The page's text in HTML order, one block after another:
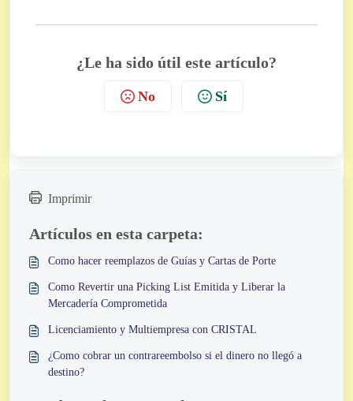
¿Le ha sido útil este artículo?
No Sí
Imprimir
Artículos en esta carpeta:
Como hacer reemplazos de Guías y Cartas de Porte
Como Revertir una Picking List Emitida y Liberar la
Mercadería Comprometida
Licenciamiento y Multiempresa con CRISTAL
¿Como cobrar un contrareembolso si el dinero no llegó a
destino?